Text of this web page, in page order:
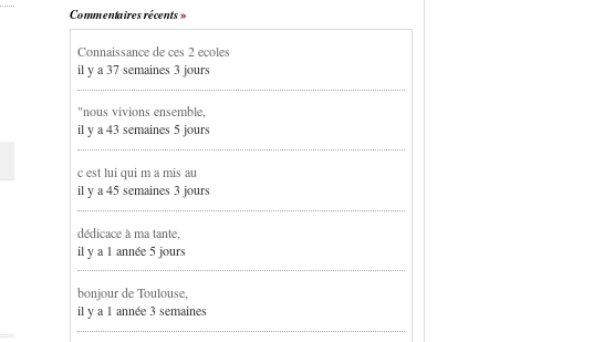
Commentaires récents
Connaissance de ces 2 ecoles
il y a 37 semaines 3 jours
"nous vivions ensemble,
il y a 43 semaines 5 jours
c est lui qui m a mis au
il y a 45 semaines 3 jours
dédicace à ma tante,
il y a 1 année 5 jours
bonjour de Toulouse,
il y a 1 année 3 semaines